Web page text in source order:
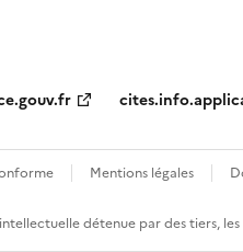
Mentions légales
détenue par des tiers,